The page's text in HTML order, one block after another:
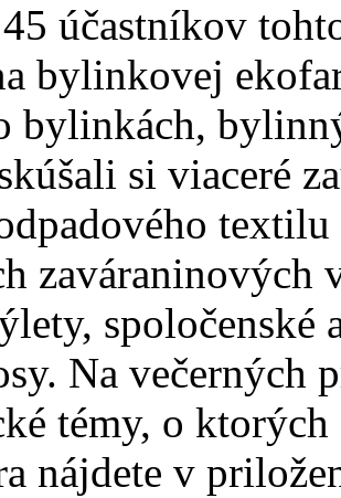
účastníkov
bylinkovej
bylinkách,
si viaceré
zaváraninových
spoločenské
Na večerných
témy, o
nájdete v